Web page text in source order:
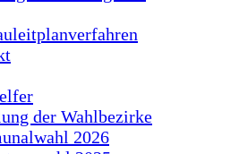
der Wahlbezirke
2026